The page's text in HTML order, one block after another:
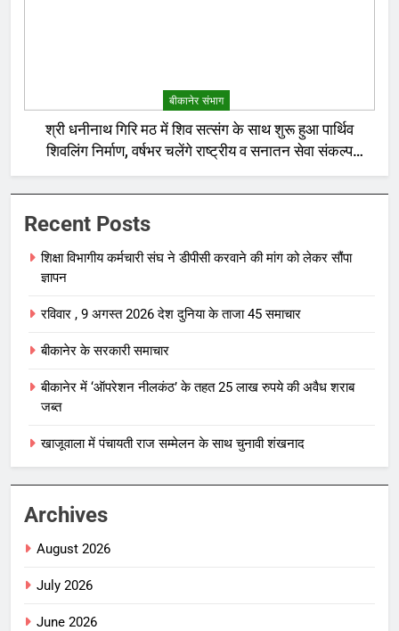
बीकानेर संभाग
श्री धनीनाथ गिरि मठ में शिव सत्संग के साथ शुरू हुआ पार्थिव
शिवलिंग निर्माण, वर्षभर चलेंगे राष्ट्रीय व सनातन सेवा संकल्प
अनुष्ठान
Recent Posts
शिक्षा विभागीय कर्मचारी संघ ने डीपीसी करवाने की मांग को लेकर सौंपा
ज्ञापन
रविवार , 9 अगस्त 2026 देश दुनिया के ताजा 45 समाचार
बीकानेर के सरकारी समाचार
बीकानेर में ‘ऑपरेशन नीलकंठ’ के तहत 25 लाख रुपये की अवैध शराब
जब्त
खाजूवाला में पंचायती राज सम्मेलन के साथ चुनावी शंखनाद
Archives
August 2026
July 2026
June 2026